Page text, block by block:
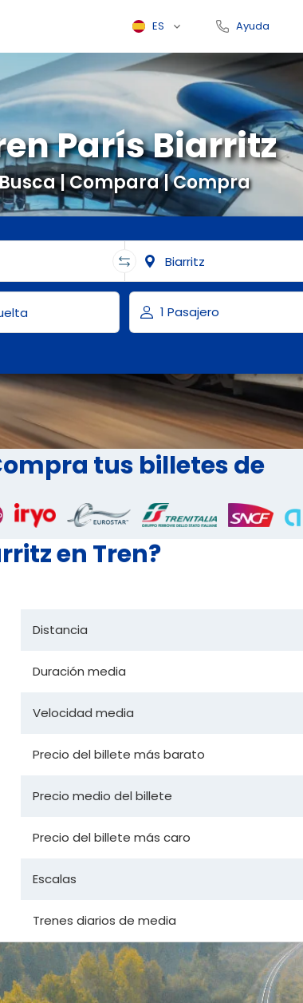
ES Ayuda
| Compara | Compra
París Biarritz
tus billetes de
en Tren?
Distancia
Duración media
Velocidad media
Precio del billete más barato
Precio medio del billete
Precio del billete más caro
Escalas
Trenes diarios de media